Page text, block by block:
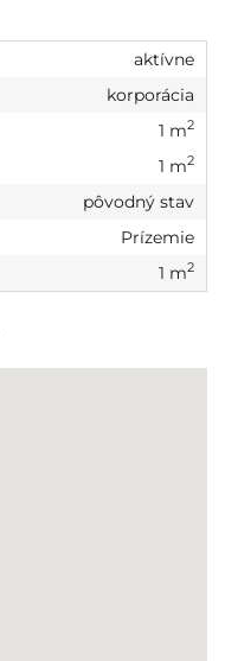
aktívne
korporácia
1 m2
1 m2
pôvodný stav
Prízemie
1 m2